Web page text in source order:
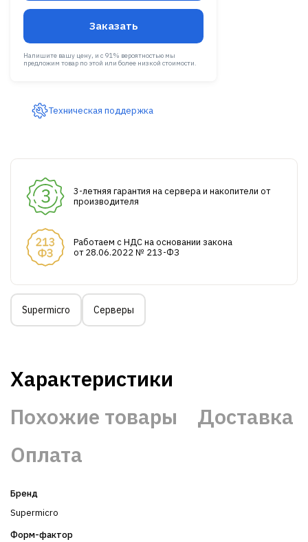
Заказать
Напишите вашу цену, и с 91% вероятностью мы
предложим товар по этой или более низкой стоимости.
Техническая поддержка
3-летняя гарантия на сервера и накопители от
производителя
Работаем с НДС на основании закона
от 28.06.2022 № 213-ФЗ
Supermicro Серверы
Характеристики
Похожие товары
Доставка
Оплата
Бренд
Supermicro
Форм-фактор